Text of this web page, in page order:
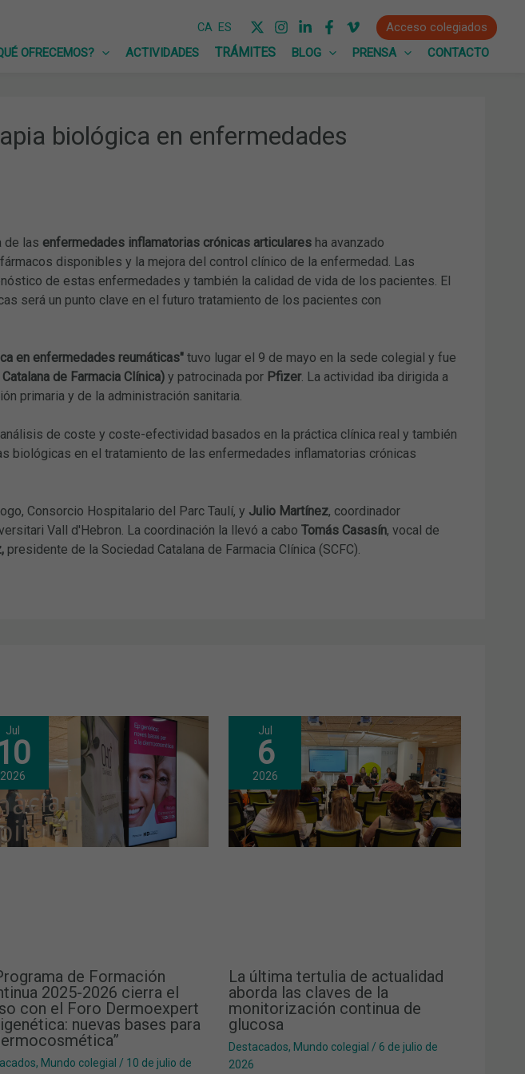
CA ES
Acceso colegiados
OFRECEMOS? ACTIVIDADES BLOG PRENSA CONTACTO
biológica en enfermedades
de las enfermedades inflamatorias crónicas articularesha avanzado
disponibles y la mejora del control clínico de la enfermedad. Las
de estas enfermedades y también la calidad de vida de los pacientes. El
será un punto clave en el futuro tratamiento de los pacientes con
en enfermedades reumáticas"tuvo lugar el 9 de mayo en la sede colegial y fue
de Farmacia Clínica) y patrocinada por Pfizer. La actividad iba dirigida a
primaria y de la administración sanitaria.
de coste y coste-efectividad basados en la práctica clínica real y también
biológicas en el tratamiento de las enfermedades inflamatorias crónicas
Consorcio Hospitalario del Parc Taulí, y Julio Martínez, coordinador
Vall d'Hebron. La coordinación la llevó a cabo Tomás Casasín, vocal de
presidente de la Sociedad Catalana de Farmacia Clínica (SCFC).
Jul
2026
de Formación
2025-2026 cierra el
con el Foro Dermoexpert
nuevas bases para
, Mundo colegial / 10 de julio de
Jul
6
2026
La última tertulia de actualidad
aborda las claves de la
monitorización continua de
glucosa
Destacados, Mundo colegial / 6 de julio de
2026